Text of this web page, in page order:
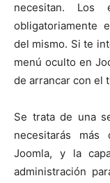
necesitan. Los
obligatoriamente
del mismo. Si te
menú oculto en
de arrancar con el
Se trata de una
necesitarás
Joomla, y la
administración